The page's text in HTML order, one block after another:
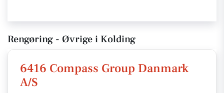
Rengøring - Øvrige i Kolding
6416 Compass Group Danmark
A/S